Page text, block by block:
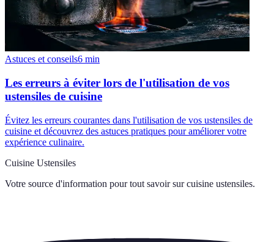
Astuces et conseils6 min
Les erreurs à éviter lors de l'utilisation de vos
ustensiles de cuisine
Évitez les erreurs courantes dans l'utilisation de vos ustensiles de
cuisine et découvrez des astuces pratiques pour améliorer votre
expérience culinaire.
Cuisine Ustensiles
Votre source d'information pour tout savoir sur cuisine ustensiles.